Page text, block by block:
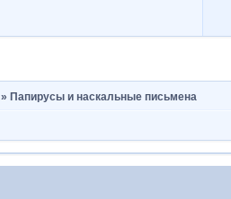
»Папирусы и наскальные письмена